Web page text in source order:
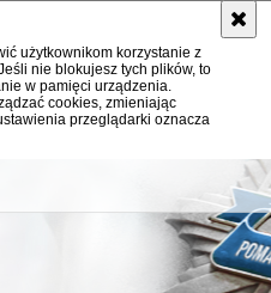
użytkownikom korzystanie z
nie blokujesz tych plików, to
w pamięci urządzenia.
cookies, zmieniając
przeglądarki oznacza